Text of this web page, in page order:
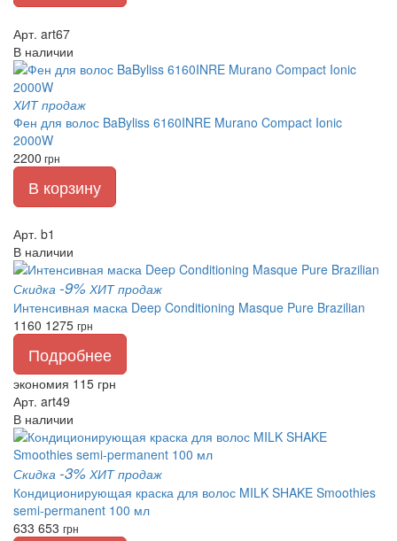
Арт. art67
В наличии
ХИТ продаж
Фен для волос BaByliss 6160INRE Murano Compact Ionic
2000W
2200 грн
В корзину
Арт. b1
В наличии
Скидка -9% ХИТ продаж
Интенсивная маска Deep Conditioning Masque Pure Brazilian
1160 1275 грн
Подробнее
экономия 115 грн
Арт. art49
В наличии
Скидка -3% ХИТ продаж
Кондиционирующая краска для волос MILK SHAKE Smoothies
semi-permanent 100 мл
633 653 грн